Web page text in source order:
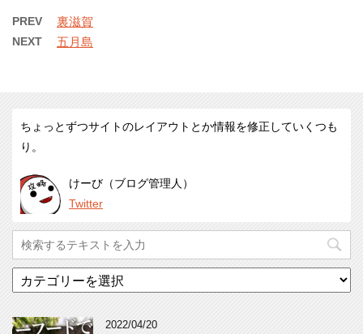
PREV 裏滋賀
NEXT 五月島
ちょっとずつサイトのレイアウトとか情報を修正していくつも
り。
けーび（ブログ管理人）
Twitter
テ
リ
2022/04/20